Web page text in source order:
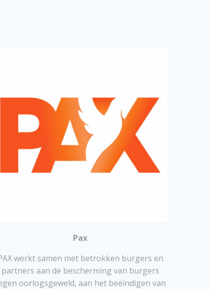
Pax
werkt samen met betrokken burgers en
partners aan de bescherming van burgers
oorlogsgeweld, aan het beëindigen van